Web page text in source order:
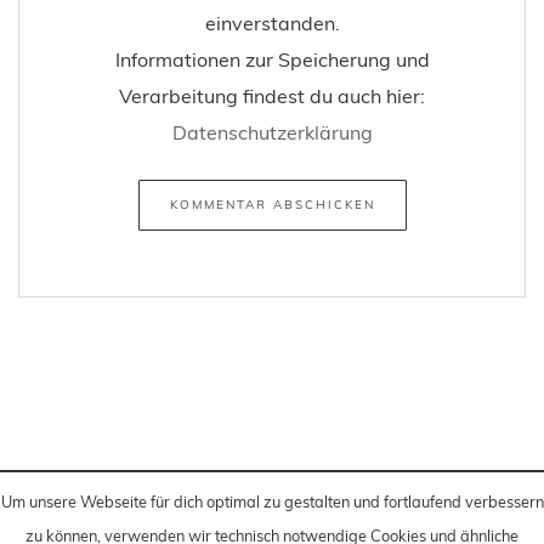
Um unsere Webseite für dich optimal zu gestalten und fortlaufend verbessern
zu können, verwenden wir technisch notwendige Cookies und ähnliche
einverstanden.
Informationen zur Speicherung und
Verarbeitung findest du auch hier:
Datenschutzerklärung